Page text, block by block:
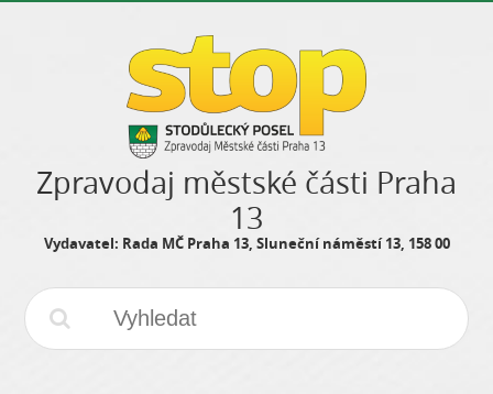
Zpravodaj městské části Praha
13
Vydavatel: Rada MČ Praha 13, Sluneční náměstí 13, 158 00